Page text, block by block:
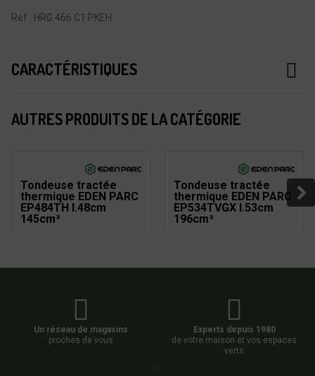
Ref : HRG 466 C1 PKEH
CARACTÉRISTIQUES
AUTRES PRODUITS DE LA CATÉGORIE
Tondeuse tractée
thermique EDEN PARC
EP484TH l.48cm
145cm³
Tondeuse tractée
thermique EDEN PARC
EP534TVGX l.53cm
196cm³
Un réseau de magasins
proches de vous
Experts depuis 1980
de votre maison et vos espaces
verts